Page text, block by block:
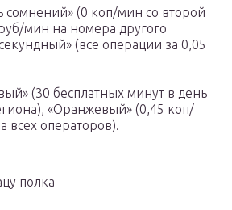
сомнений» (0 коп/мин со второй
мин на номера другого
(все операции за 0,05
(30 бесплатных минут в день
«Оранжевый» (0,45 коп/
всех операторов).
полка